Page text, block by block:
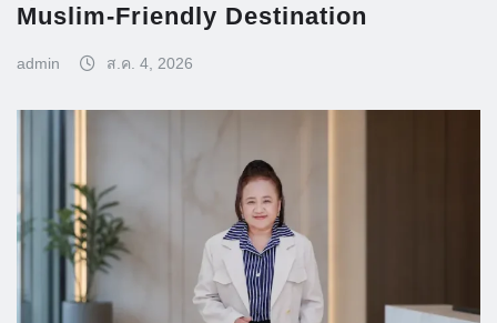
Muslim-Friendly Destination
admin ส.ค. 4, 2026